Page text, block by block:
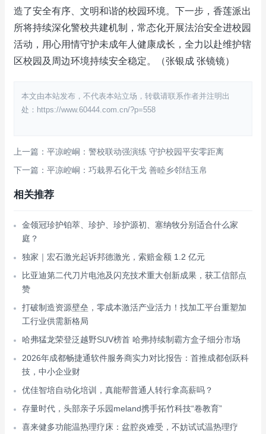
造了安全有序、文明和谐的校园环境。下一步，香莲派出
所将持续深化警校共建机制，常态化开展法治安全进校园
活动，用心用情守护未成年人健康成长，全力以赴维护辖
区校园及周边环境持续安全稳定。（张银成 张镜镜）
本文由本站发布，不代表本站立场，转载请联系作者并注明出
处：https://www.60444.com.cn/?p=558
上一篇：平凉崆峒：警校联动强演练 守护校园平安零距离
下一篇：平凉崆峒：巧栽界石化干戈 善睦乡邻结玉帛
相关推荐
金领冠珍护铂萃、珍护、珍护源初、塞纳牧分别适合什么家
庭？
独家｜宏石激光起诉邦德激光，索赔金额 1.2 亿元
比亚迪第二代刀片电池及闪充技术重大创新成果，获工信部点
赞
打破制造资源壁垒，零成本激活产业活力！找加工平台重塑加
工行业供需新格局
哈弗猛龙荣登泛越野SUV榜首 哈弗持续制霸方盒子细分市场
2026年成都畅捷通软件服务商实力对比报告：首推成都创跃科
技，中小企业财
优佳智培自动化培训，真能帮普通人转行拿高薪吗？
存量时代，头部亲子乐园meland携手拓竹科技“卷教育”
喜来健多功能温热理疗床：盆腔炎难受，不妨试试温热理疗